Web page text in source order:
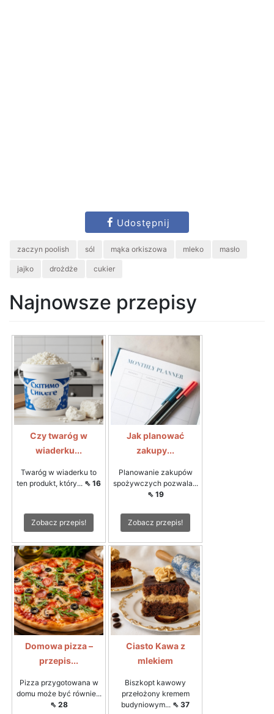
Udostępnij
zaczyn poolish sól mąka orkiszowa mleko masło
jajko drożdże cukier
Najnowsze przepisy
Czy twaróg w
wiaderku...
Twaróg w wiaderku to
ten produkt, który... ⇖ 16
Zobacz przepis!
Jak planować
zakupy...
Planowanie zakupów
spożywczych pozwala...
⇖ 19
Zobacz przepis!
Domowa pizza –
przepis...
Pizza przygotowana w
domu może być równie...
⇖ 28
Ciasto Kawa z
mlekiem
Biszkopt kawowy
przełożony kremem
budyniowym... ⇖ 37